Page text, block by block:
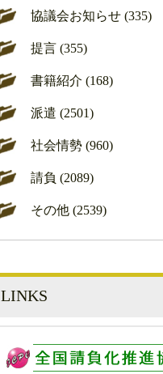
協議会お知らせ (335)
提言 (355)
書籍紹介 (168)
派遣 (2501)
社会情勢 (960)
請負 (2089)
その他 (2539)
LINKS